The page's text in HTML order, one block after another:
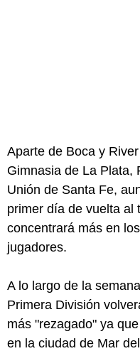
Aparte de Boca y
Gimnasia de La Plata,
Unión de Santa Fe,
primer día de vuelta al
concentrará más en
jugadores.
A lo largo de la
Primera División
más "rezagado" ya
en la ciudad de Mar